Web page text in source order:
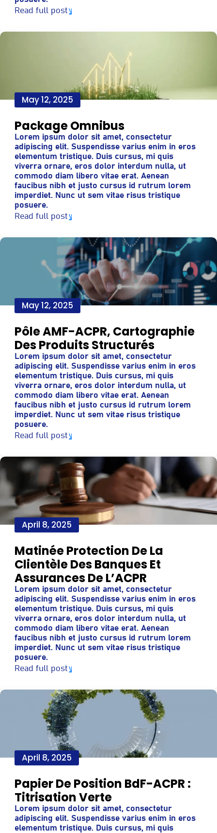
Read full post
May 12, 2025
Package Omnibus
Lorem ipsum dolor sit amet, consectetur
adipiscing elit. Suspendisse varius enim in eros
elementum tristique. Duis cursus, mi quis
viverra ornare, eros dolor interdum nulla, ut
commodo diam libero vitae erat. Aenean
faucibus nibh et justo cursus id rutrum lorem
imperdiet. Nunc ut sem vitae risus tristique
posuere.
Read full post
May 12, 2025
Pôle AMF-ACPR, Cartographie
Des Produits Structurés
Lorem ipsum dolor sit amet, consectetur
adipiscing elit. Suspendisse varius enim in eros
elementum tristique. Duis cursus, mi quis
viverra ornare, eros dolor interdum nulla, ut
commodo diam libero vitae erat. Aenean
faucibus nibh et justo cursus id rutrum lorem
imperdiet. Nunc ut sem vitae risus tristique
posuere.
Read full post
April 8, 2025
Matinée Protection De La
Clientèle Des Banques Et
Assurances De L’ACPR
Lorem ipsum dolor sit amet, consectetur
adipiscing elit. Suspendisse varius enim in eros
elementum tristique. Duis cursus, mi quis
viverra ornare, eros dolor interdum nulla, ut
commodo diam libero vitae erat. Aenean
faucibus nibh et justo cursus id rutrum lorem
imperdiet. Nunc ut sem vitae risus tristique
posuere.
Read full post
April 8, 2025
Papier De Position BdF-ACPR :
Titrisation Verte
Lorem ipsum dolor sit amet, consectetur
adipiscing elit. Suspendisse varius enim in eros
elementum tristique. Duis cursus, mi quis